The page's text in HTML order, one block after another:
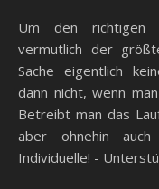
Um den richtigen Laufschuh wird in Läuferkreisen
vermutlich der
Sache eigentlich
dann nicht, wenn
Betreibt man das
aber ohnehin
Individuelle! -